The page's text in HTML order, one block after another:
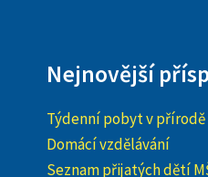
Nejnovější
Týdenní pobyt v přírodě
Domácí vzdělávání
Seznam přijatých dětí